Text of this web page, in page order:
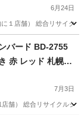
市 豊平区 平岸 平
6月24日
１店舗） 総合リサイ
ペイ
バード BD-2755
赤 レッド 札幌市
7月3日
舗） 総合リサイクル